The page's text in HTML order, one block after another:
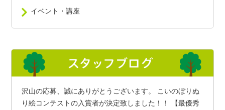
イベント・講座
沢山の応募、誠にありがとうございます。 こいのぼりぬ
り絵コンテストの入賞者が決定致しました！！ 【最優秀